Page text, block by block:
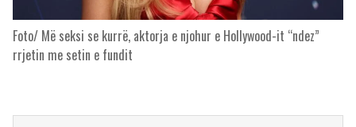
Foto/ Më seksi se kurrë, aktorja e njohur e Hollywood-it “ndez”
rrjetin me setin e fundit